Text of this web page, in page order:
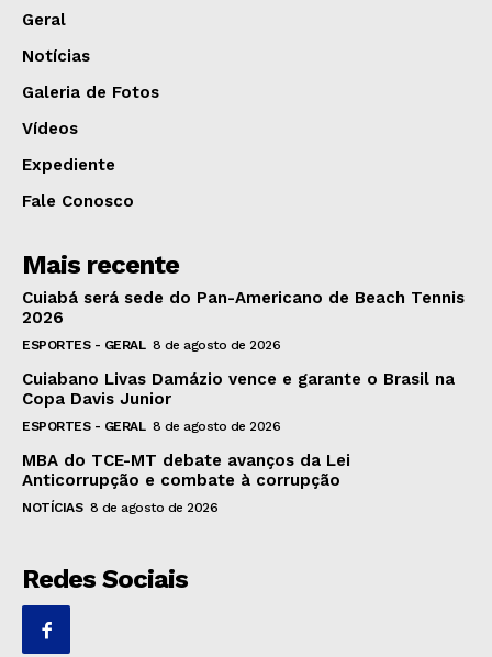
Geral
Notícias
Galeria de Fotos
Vídeos
Expediente
Fale Conosco
Mais recente
Cuiabá será sede do Pan-Americano de Beach Tennis
2026
ESPORTES - GERAL 8 de agosto de 2026
Cuiabano Livas Damázio vence e garante o Brasil na
Copa Davis Junior
ESPORTES - GERAL 8 de agosto de 2026
MBA do TCE-MT debate avanços da Lei
Anticorrupção e combate à corrupção
NOTÍCIAS 8 de agosto de 2026
Redes Sociais